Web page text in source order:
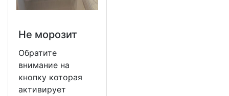
Не морозит
Обратите
внимание на
кнопку которая
активирует